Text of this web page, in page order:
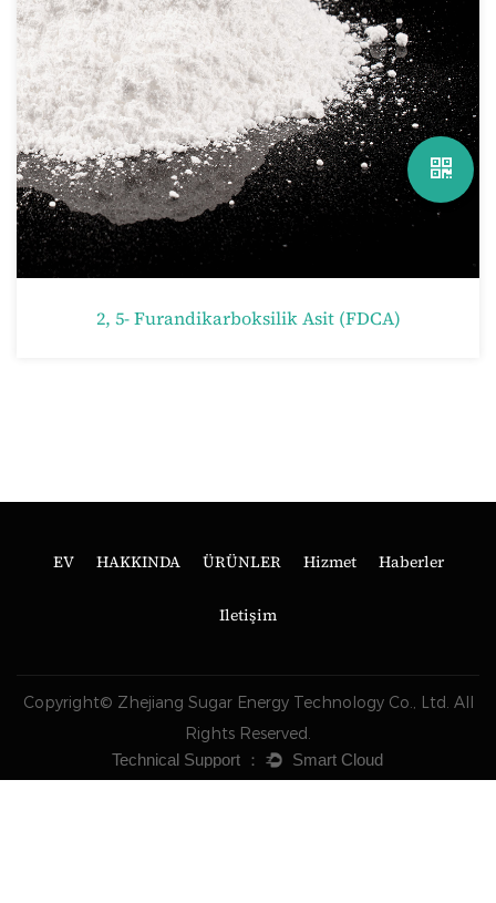
2, 5- Furandikarboksilik Asit (FDCA)
EV HAKKINDA ÜRÜNLER Hizmet Haberler
Iletişim
Copyright© Zhejiang Sugar Energy Technology Co., Ltd. All
Rights Reserved.